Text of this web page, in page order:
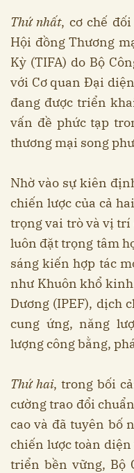
Thứ nhất, cơ chế
Hội đồng Thương
Kỳ (TIFA) do Bộ
với Cơ quan Đại
đang được triển
vấn đề phức tạp
thương mại song
Nhờ vào sự kiên
chiến lược của cả
trọng vai trò và vị trí
luôn đặt trọng tâm
sáng kiến hợp tác
như Khuôn khổ
Dương (IPEF), dịch
cung ứng, năng
lượng công bằng,
Thứ hai, trong bối
cường trao đổi
cao và đã tuyên bố
chiến lược toàn
triển bền vững, Bộ